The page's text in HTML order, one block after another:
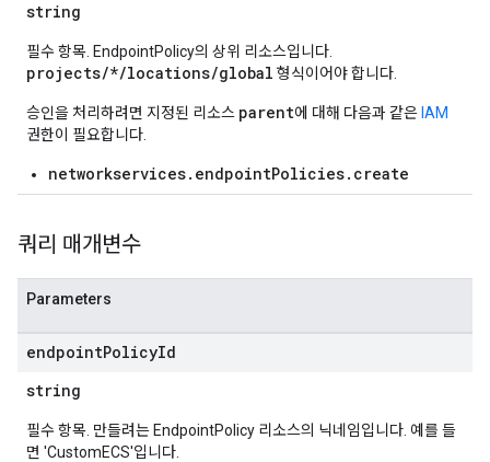
string
필수 항목. EndpointPolicy의 상위 리소스입니다.
projects/*/locations/global 형식이어야 합니다.
승인을 처리하려면 지정된 리소스 parent에 대해 다음과 같은 IAM
권한이 필요합니다.
networkservices.endpointPolicies.create
쿼리 매개변수
Parameters
endpointPolicyId
string
필수 항목. 만들려는 EndpointPolicy 리소스의 닉네임입니다. 예를 들
면 'CustomECS'입니다.